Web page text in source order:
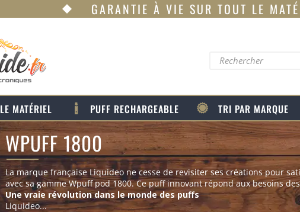
GARANTIE À VIE SUR TOUT LE
LE MATÉRIEL PUFF RECHARGEABLE TRI PAR MARQUE
WPUFF 1800
La marque française Liquideo ne cesse de revisiter ses créations pour
avec sa gamme Wpuff pod 1800. Ce puff innovant répond aux besoins
Une vraie révolution dans le monde des puffs
Liquideo...